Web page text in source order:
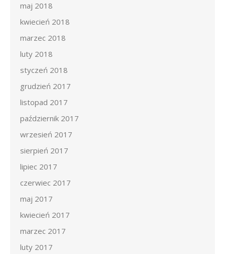
maj 2018
kwiecień 2018
marzec 2018
luty 2018
styczeń 2018
grudzień 2017
listopad 2017
październik 2017
wrzesień 2017
sierpień 2017
lipiec 2017
czerwiec 2017
maj 2017
kwiecień 2017
marzec 2017
luty 2017